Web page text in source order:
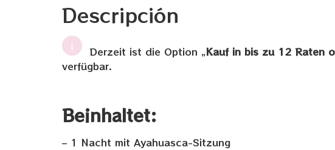
Descripción
Derzeit ist die Option „Kauf in bis zu 12 Raten
verfügbar.
Beinhaltet:
– 1 Nacht mit Ayahuasca-Sitzung